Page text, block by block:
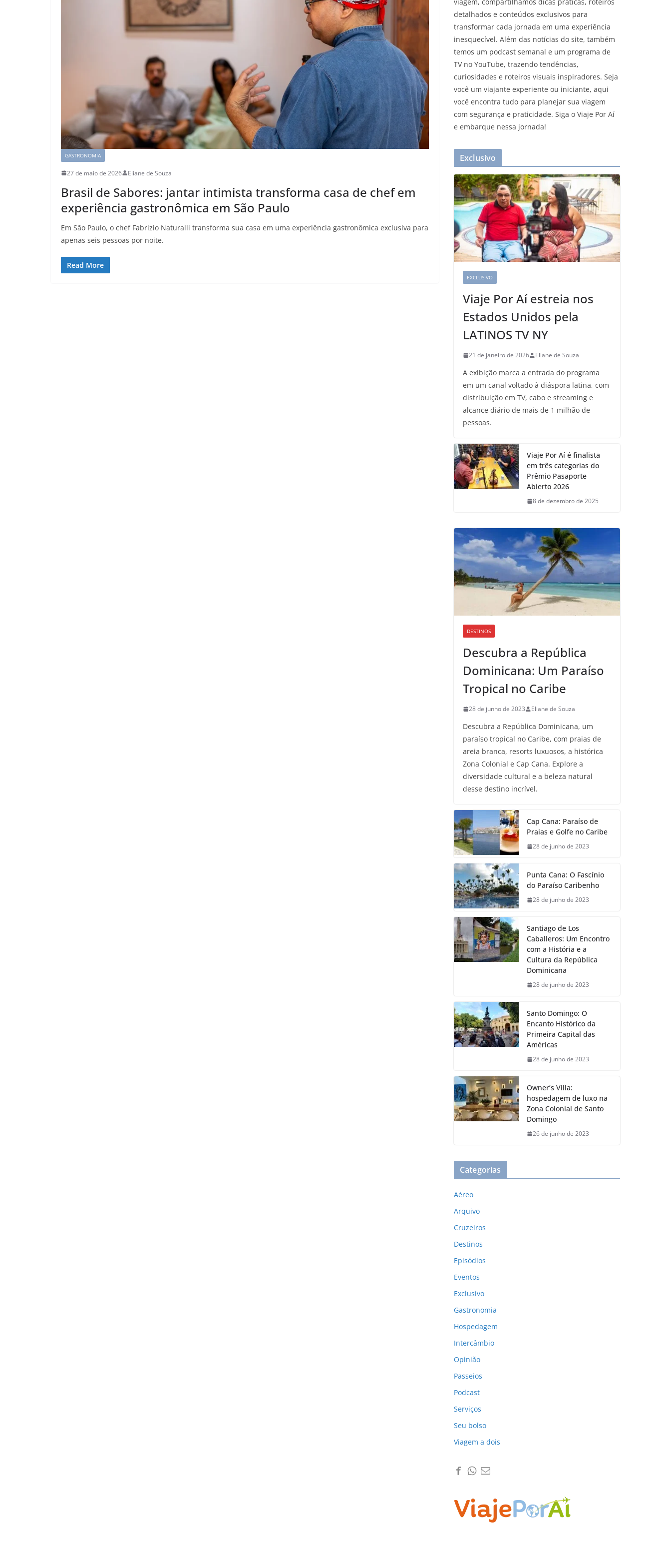
GASTRONOMIA
27 de maio de 2026 Eliane de Souza
Brasil de Sabores: jantar intimista transforma casa de chef em
experiência gastronômica em São Paulo
Em São Paulo, o chef Fabrizio Naturalli transforma sua casa em uma experiência gastronômica exclusiva para
apenas seis pessoas por noite.
Read More
detalhados e conteúdos exclusivos para
transformar cada jornada em uma experiência
inesquecível. Além das notícias do site, também
temos um podcast semanal e um programa de
TV no YouTube, trazendo tendências,
curiosidades e roteiros visuais inspiradores. Seja
você um viajante experiente ou iniciante, aqui
você encontra tudo para planejar sua viagem
com segurança e praticidade. Siga o Viaje Por Aí
e embarque nessa jornada!
Exclusivo
EXCLUSIVO
Viaje Por Aí estreia nos
Estados Unidos pela
LATINOS TV NY
21 de janeiro de 2026 Eliane de Souza
A exibição marca a entrada do programa
em um canal voltado à diáspora latina, com
distribuição em TV, cabo e streaming e
alcance diário de mais de 1 milhão de
pessoas.
Viaje Por Aí é finalista
em três categorias do
Prêmio Pasaporte
Abierto 2026
8 de dezembro de 2025
DESTINOS
Descubra a República
Dominicana: Um Paraíso
Tropical no Caribe
28 de junho de 2023 Eliane de Souza
Descubra a República Dominicana, um
paraíso tropical no Caribe, com praias de
areia branca, resorts luxuosos, a histórica
Zona Colonial e Cap Cana. Explore a
diversidade cultural e a beleza natural
desse destino incrível.
Cap Cana: Paraíso de
Praias e Golfe no Caribe
28 de junho de 2023
Punta Cana: O Fascínio
do Paraíso Caribenho
28 de junho de 2023
Santiago de Los
Caballeros: Um Encontro
com a História e a
Cultura da República
Dominicana
28 de junho de 2023
Santo Domingo: O
Encanto Histórico da
Primeira Capital das
Américas
28 de junho de 2023
Owner’s Villa:
hospedagem de luxo na
Zona Colonial de Santo
Domingo
26 de junho de 2023
Categorias
Aéreo
Arquivo
Cruzeiros
Destinos
Episódios
Eventos
Exclusivo
Gastronomia
Hospedagem
Intercâmbio
Opinião
Passeios
Podcast
Serviços
Seu bolso
Viagem a dois